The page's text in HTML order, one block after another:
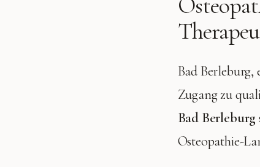
Bad
Zugang zu
Bad Berleburg
Osteopathie-